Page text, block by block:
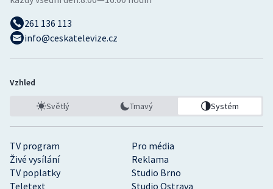
TV program
Pro média
Živé vysílání
Reklama
TV poplatky
Studio Brno
Teletext
Studio Ostrava
261 136 113
info@ceskatelevize.cz
Vzhled
Světlý Tmavý Systém